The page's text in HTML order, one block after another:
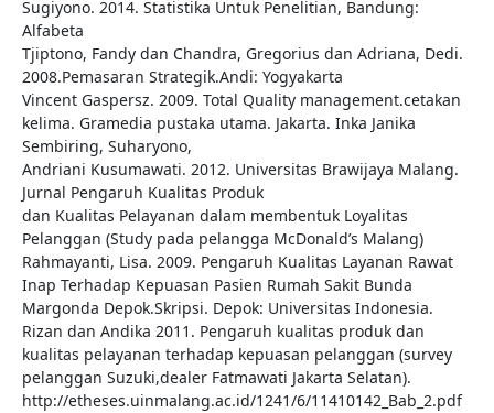
Sugiyono. 2014. Statistika Untuk Penelitian, Bandung:
Alfabeta
Tjiptono, Fandy dan Chandra, Gregorius dan Adriana, Dedi.
2008.Pemasaran Strategik.Andi: Yogyakarta
Vincent Gaspersz. 2009. Total Quality management.cetakan
kelima. Gramedia pustaka utama. Jakarta. Inka Janika
Sembiring, Suharyono,
Andriani Kusumawati. 2012. Universitas Brawijaya Malang.
Jurnal Pengaruh Kualitas Produk
dan Kualitas Pelayanan dalam membentuk Loyalitas
Pelanggan (Study pada pelangga McDonald’s Malang)
Rahmayanti, Lisa. 2009. Pengaruh Kualitas Layanan Rawat
Inap Terhadap Kepuasan Pasien Rumah Sakit Bunda
Margonda Depok.Skripsi. Depok: Universitas Indonesia.
Rizan dan Andika 2011. Pengaruh kualitas produk dan
kualitas pelayanan terhadap kepuasan pelanggan (survey
pelanggan Suzuki,dealer Fatmawati Jakarta Selatan).
http://etheses.uinmalang.ac.id/1241/6/11410142_Bab_2.pdf